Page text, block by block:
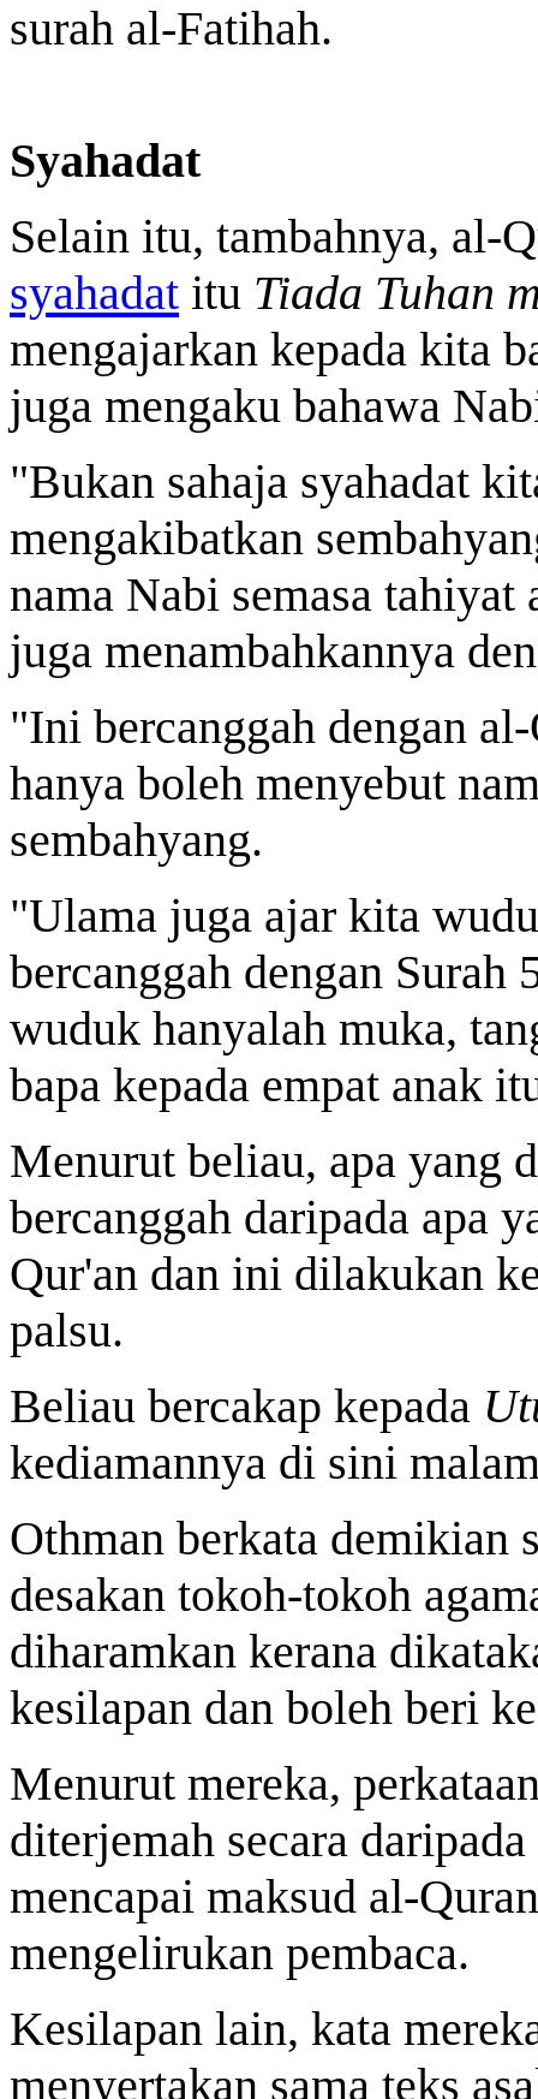
surah al-Fatihah.
Syahadat
Selain itu, tambahnya, al-
syahadat itu Tiada Tuhan
mengajarkan kepada kita
juga mengaku bahawa
"Bukan sahaja syahadat
mengakibatkan
nama Nabi semasa
juga menambahkannya
"Ini bercanggah dengan
hanya boleh menyebut
sembahyang.
"Ulama juga ajar kita
bercanggah dengan Surah
wuduk hanyalah muka,
bapa kepada empat anak
Menurut beliau, apa yang
bercanggah daripada apa
Qur'an dan ini dilakukan
palsu.
Beliau bercakap kepada
kediamannya di sini
Othman berkata demikian
desakan tokoh-tokoh
diharamkan kerana
kesilapan dan boleh beri
Menurut mereka,
diterjemah secara
mencapai maksud al-
mengelirukan pembaca.
Kesilapan lain, kata
menyertakan sama teks